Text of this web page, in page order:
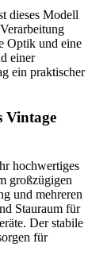
dieses Modell
Optik und eine
einer
ein praktischer
Vintage
hochwertiges
großzügigen
und mehreren
Stauraum für
Der stabile
für